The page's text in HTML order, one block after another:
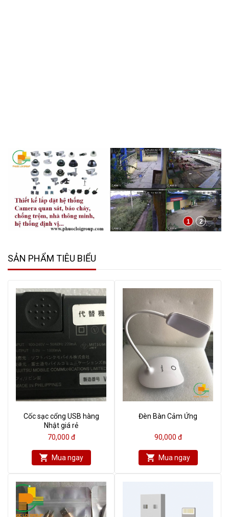
1 2
SẢN PHẨM TIÊU BIỂU
Cốc sạc cổng USB hàng
Nhật giá rẻ
70,000 đ
Mua ngay
Đèn Bàn Cảm Ứng
90,000 đ
Mua ngay